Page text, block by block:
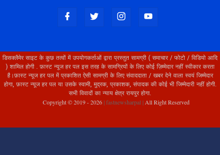
डिसक्लैमेर साइट के कुछ तत्वों में उपयोगकर्ताओं द्वारा प्रस्तुत सामग्री ( समाचार / फोटो / विडियो आदि
) शामिल होगी . फ़ास्ट न्यूज हर पल इस तरह के सामग्रियों के लिए कोई ज़िम्मेदार नहीं स्वीकार करता
है।फ़ास्ट न्यूज हर पल में प्रकाशित ऐसी सामग्री के लिए संवाददाता / खबर देने वाला स्वयं जिम्मेदार
होगा, फ़ास्ट न्यूज हर पल या उसके स्वामी, मुद्रक, प्रकाशक, संपादक की कोई भी जिम्मेदारी नहीं होगी.
सभी विवादों का न्याय क्षेत्र रायपुर होगा.
Copyright © 2019 -2026| fastnewsharpal |All Right Reserved